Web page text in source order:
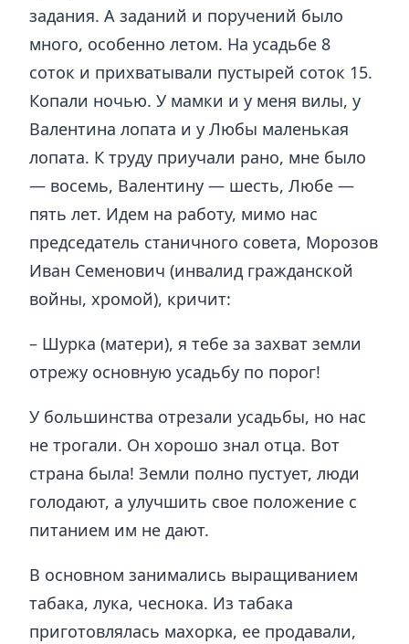
задания. А заданий и поручений было
много, особенно летом. На усадьбе 8
соток и прихватывали пустырей соток 15.
Копали ночью. У мамки и у меня вилы, у
Валентина лопата и у Любы маленькая
лопата. К труду приучали рано, мне было
— восемь, Валентину — шесть, Любе —
пять лет. Идем на работу, мимо нас
председатель станичного совета, Морозов
Иван Семенович (инвалид гражданской
войны, хромой), кричит:
– Шурка (матери), я тебе за захват земли
отрежу основную усадьбу по порог!
У большинства отрезали усадьбы, но нас
не трогали. Он хорошо знал отца. Вот
страна была! Земли полно пустует, люди
голодают, а улучшить свое положение с
питанием им не дают.
В основном занимались выращиванием
табака, лука, чеснока. Из табака
приготовлялась махорка, ее продавали,